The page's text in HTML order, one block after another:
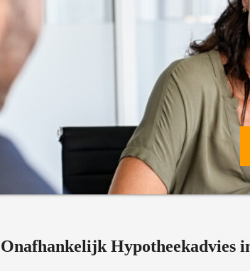
Onafhankelijk Hypotheekadvies